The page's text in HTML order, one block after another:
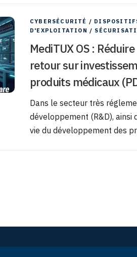
CYBERSÉCURITÉ /
D'EXPLOITATION /
MediTUX OS :
retour sur
produits médicaux
Dans le secteur très
développement (R&D), ainsi
vie du développement des